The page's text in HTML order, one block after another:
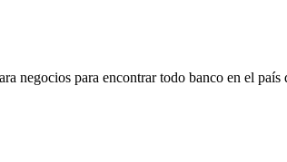
negocios para encontrar todo banco en el país